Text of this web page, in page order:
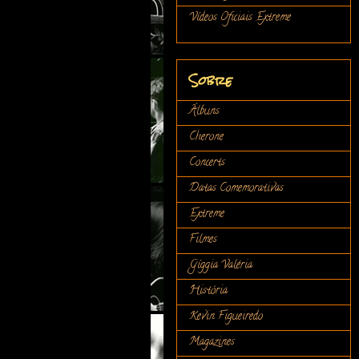
Vídeos Oficiais Extreme
Sobre
Álbuns
Cherone
Concerts
Datas Comemorativas
Extreme
Filmes
Gíggia Valéria
História
Kevin Figueiredo
Magazines